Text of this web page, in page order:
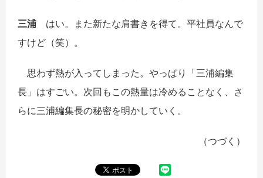
三浦 はい。また新たな肩書きを得て。平社員なんで
すけど（笑）。
思わず熱が入ってしまった。やっぱり「三浦編集
長」はすごい。次回もこの熱量は冷めることなく、さ
らに三浦編集長の秘密を明かしていく。
（つづく）